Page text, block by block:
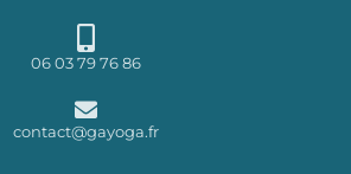
06 03 79 76 86
contact@gayoga.fr